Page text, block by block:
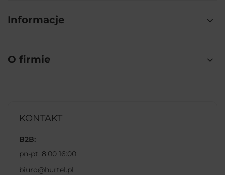
Informacje
O firmie
KONTAKT
B2B:
pn-pt, 8:00 16:00
biuro@hurtel.pl